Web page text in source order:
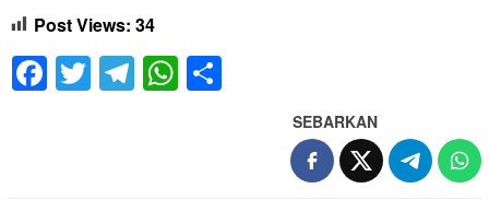
Post Views: 34
Facebook
TwitterTelegram
WhatsApp
SEBARKAN